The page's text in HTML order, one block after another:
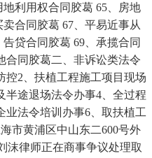
利用权合同胶葛 65、房地
合同胶葛 67、平易近事从
贷合同胶葛 69、承揽合同
合同胶葛二、非诉讼类法令
控2、扶植工程施工项目现场
半途退场法令办事4、全过程
业法令培训办事6、取扶植工
市黄浦区中山东二600号外
沫律师正在商事争议处理取